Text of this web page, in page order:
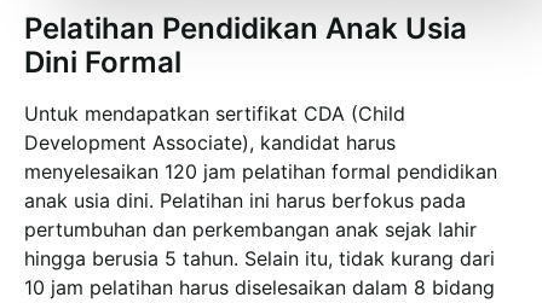
Pelatihan Pendidikan Anak Usia
Dini Formal
Untuk mendapatkan sertifikat CDA (Child
Development Associate), kandidat harus
menyelesaikan 120 jam pelatihan formal pendidikan
anak usia dini. Pelatihan ini harus berfokus pada
pertumbuhan dan perkembangan anak sejak lahir
hingga berusia 5 tahun. Selain itu, tidak kurang dari
10 jam pelatihan harus diselesaikan dalam 8 bidang